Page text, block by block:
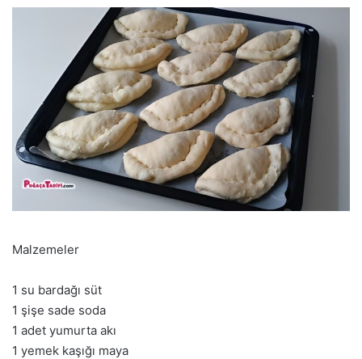
Malzemeler
1 su bardağı süt
1 şişe sade soda
1 adet yumurta akı
1 yemek kaşığı maya